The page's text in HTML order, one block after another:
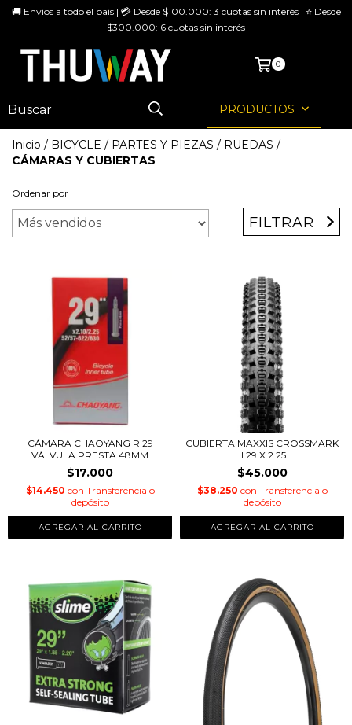
🚚 Envíos a todo el país | 💳 Desde $100.000: 3 cuotas sin interés | ⭐ Desde
$300.000: 6 cuotas sin interés
0
PRODUCTOS
Inicio / BICYCLE / PARTES Y PIEZAS / RUEDAS /
CÁMARAS Y CUBIERTAS
Ordenar por
FILTRAR
CÁMARA CHAOYANG R 29
VÁLVULA PRESTA 48MM
$17.000
$14.450 con Transferencia o
depósito
CUBIERTA MAXXIS CROSSMARK
II 29 X 2.25
$45.000
$38.250 con Transferencia o
depósito